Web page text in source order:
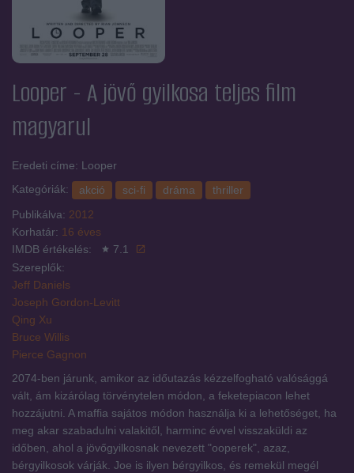
Looper - A jövő gyilkosa teljes film
magyarul
Eredeti címe: Looper
Kategóriák:
akció sci-fi dráma
thriller
Publikálva: 2012
Korhatár: 16 éves
IMDB értékelés:
7.1
Szereplők:
Jeff Daniels
Joseph Gordon-Levitt
Qing Xu
Bruce Willis
Pierce Gagnon
2074-ben járunk, amikor az időutazás kézzelfogható valósággá
vált, ám kizárólag törvénytelen módon, a feketepiacon lehet
hozzájutni. A maffia sajátos módon használja ki a lehetőséget, ha
meg akar szabadulni valakitől, harminc évvel visszaküldi az
időben, ahol a jövőgyilkosnak nevezett "ooperek", azaz,
bérgyilkosok várják. Joe is ilyen bérgyilkos, és remekül megél